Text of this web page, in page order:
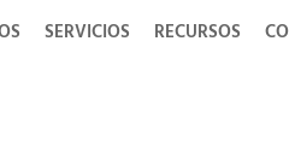
SERVICIOS RECURSOS